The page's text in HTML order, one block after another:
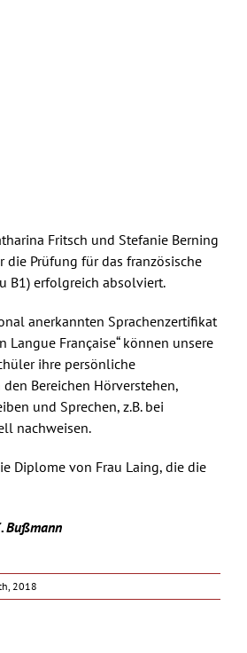
Fritsch und Stefanie Berning
die Prüfung für das französische
B1) erfolgreich absolviert.
anerkannten Sprachenzertifikat
Langue Française“ können unsere
ihre persönliche
Bereichen Hörverstehen,
und Sprechen, z.B. bei
nachweisen.
Diplome von Frau Laing, die die
Bußmann
2018